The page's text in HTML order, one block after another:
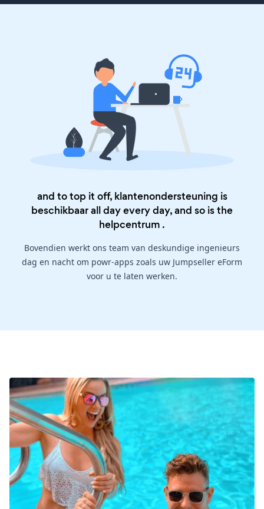
and to top it off, klantenondersteuning is
beschikbaar all day every day, and so is the
helpcentrum .
Bovendien werkt ons team van deskundige ingenieurs
dag en nacht om powr-apps zoals uw Jumpseller eForm
voor u te laten werken.